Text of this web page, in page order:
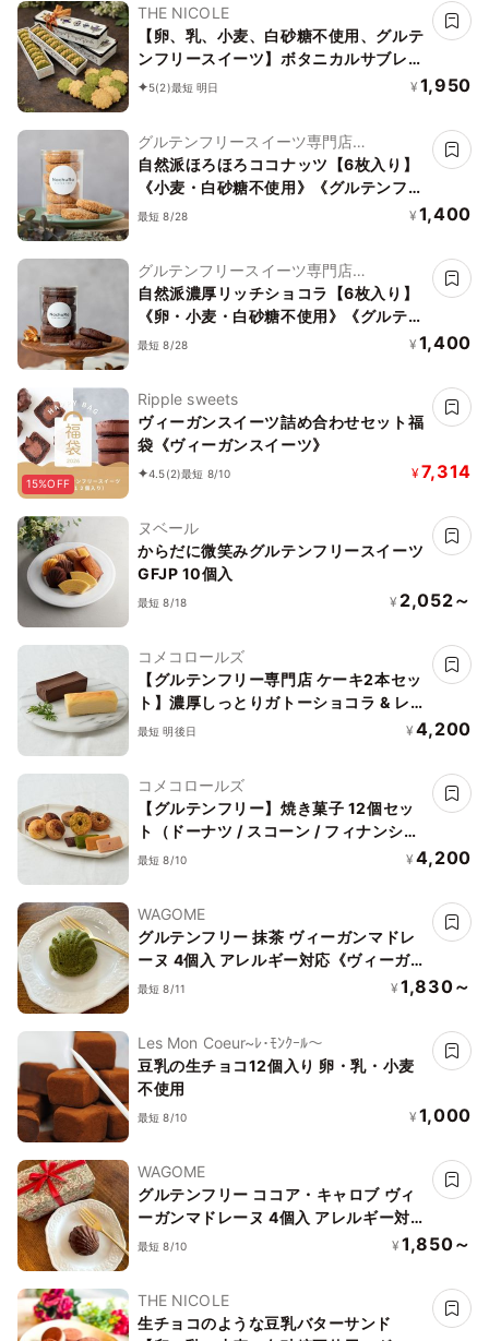
THE NICOLE
【卵、乳、小麦、白砂糖不使用、グルテ
ンフリースイーツ】ボタニカルサブレ
京抹茶、黒糖バニラサブレ缶 2種アソー
5(2)最短 明日 ¥ 1,950
グルテンフリースイーツ専門店
NachuRa(ナチュラ)-南青山-
自然派ほろほろココナッツ【6枚入り】
《小麦・白砂糖不使用》《グルテンフリ
ー》《アレルギー配慮》
最短 8/28 ¥ 1,400
グルテンフリースイーツ専門店
NachuRa(ナチュラ)-南青山-
自然派濃厚リッチショコラ【6枚入り】
《卵・小麦・白砂糖不使用》《グルテン
フリー》《アレルギー配慮》
最短 8/28 ¥ 1,400
15%OFF
Ripple sweets
ヴィーガンスイーツ詰め合わせセット福
袋《ヴィーガンスイーツ》
4.5(2)最短 8/10 ¥7,314
ヌベール
からだに微笑みグルテンフリースイーツ
GFJP 10個入
最短 8/18 ¥ 2,052～
コメコロールズ
【グルテンフリー専門店 ケーキ2本セッ
ト】濃厚しっとりガトーショコラ & レ
モン香る NYチーズケーキ
最短 明後日 ¥ 4,200
コメコロールズ
【グルテンフリー】焼き菓子 12個セッ
ト（ドーナツ / スコーン / フィナンシ
ェ）
最短 8/10 ¥ 4,200
WAGOME
グルテンフリー 抹茶 ヴィーガンマドレ
ーヌ 4個入 アレルギー対応《ヴィーガ
ンスイーツ》《グルテンフリー》
最短 8/11 ¥ 1,830～
Les Mon Coeur~ﾚ･ﾓﾝｸｰﾙ〜
豆乳の生チョコ12個入り 卵・乳・小麦
不使用
最短 8/10 ¥ 1,000
WAGOME
グルテンフリー ココア・キャロブ ヴィ
ーガンマドレーヌ 4個入 アレルギー対
応《ヴィーガンスイーツ》《グルテンフ
最短 8/10 ¥ 1,850～
THE NICOLE
生チョコのような豆乳バターサンド